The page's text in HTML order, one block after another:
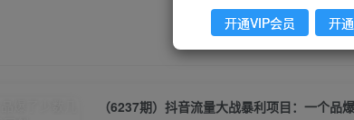
开通VIP会员 开